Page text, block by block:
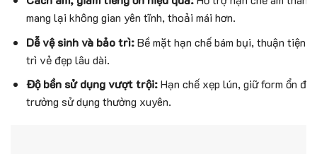
mang lại không gian yên tĩnh, thoải mái hơn.
Dễ vệ sinh và bảo trì:Bề mặt hạn chế bám bụi, thuận tiện
trì vẻ đẹp lâu dài.
Độ bền sử dụng vượt trội:Hạn chế xẹp lún, giữ form ổn
trường sử dụng thường xuyên.